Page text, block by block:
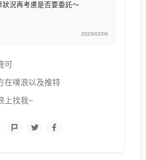
狀況再考慮是否要委託～
2023/02/06
可
在噗浪以及推特
上找我~